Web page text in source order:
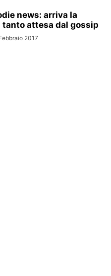
news: arriva la
tanto attesa dal gossip
2017